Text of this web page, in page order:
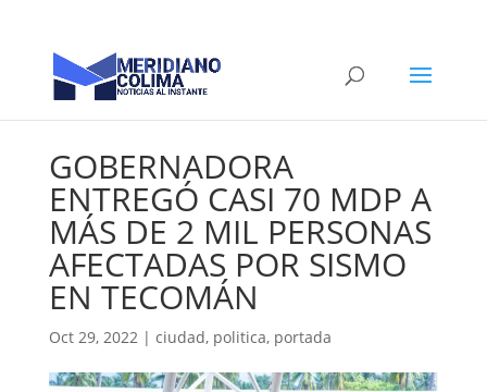
GOBERNADORA
ENTREGÓ CASI 70 MDP A
MÁS DE 2 MIL PERSONAS
AFECTADAS POR SISMO
EN TECOMÁN
Oct 29, 2022| ciudad, politica, portada